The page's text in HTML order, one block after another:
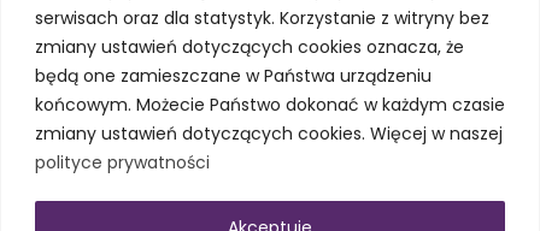
serwisach oraz dla statystyk. Korzystanie z witryny bez
zmiany ustawień dotyczących cookies oznacza, że
będą one zamieszczane w Państwa urządzeniu
końcowym. Możecie Państwo dokonać w każdym czasie
zmiany ustawień dotyczących cookies. Więcej w naszej
polityce prywatności
Polityka prywatności